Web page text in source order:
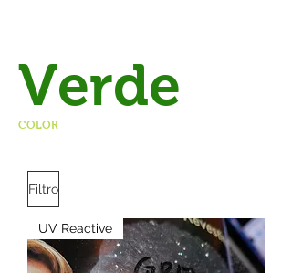
Verde
COLOR
Filtro
UV Reactive